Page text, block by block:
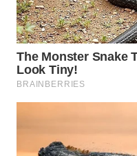
acessíveis.
Pequenas mudanças
hábitosbenéficos que
longevidade,
dedicando alguns
daquilo que